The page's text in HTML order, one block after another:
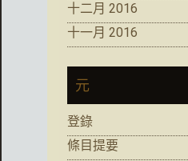
十二月 2016
十一月 2016
元
登錄
條目提要